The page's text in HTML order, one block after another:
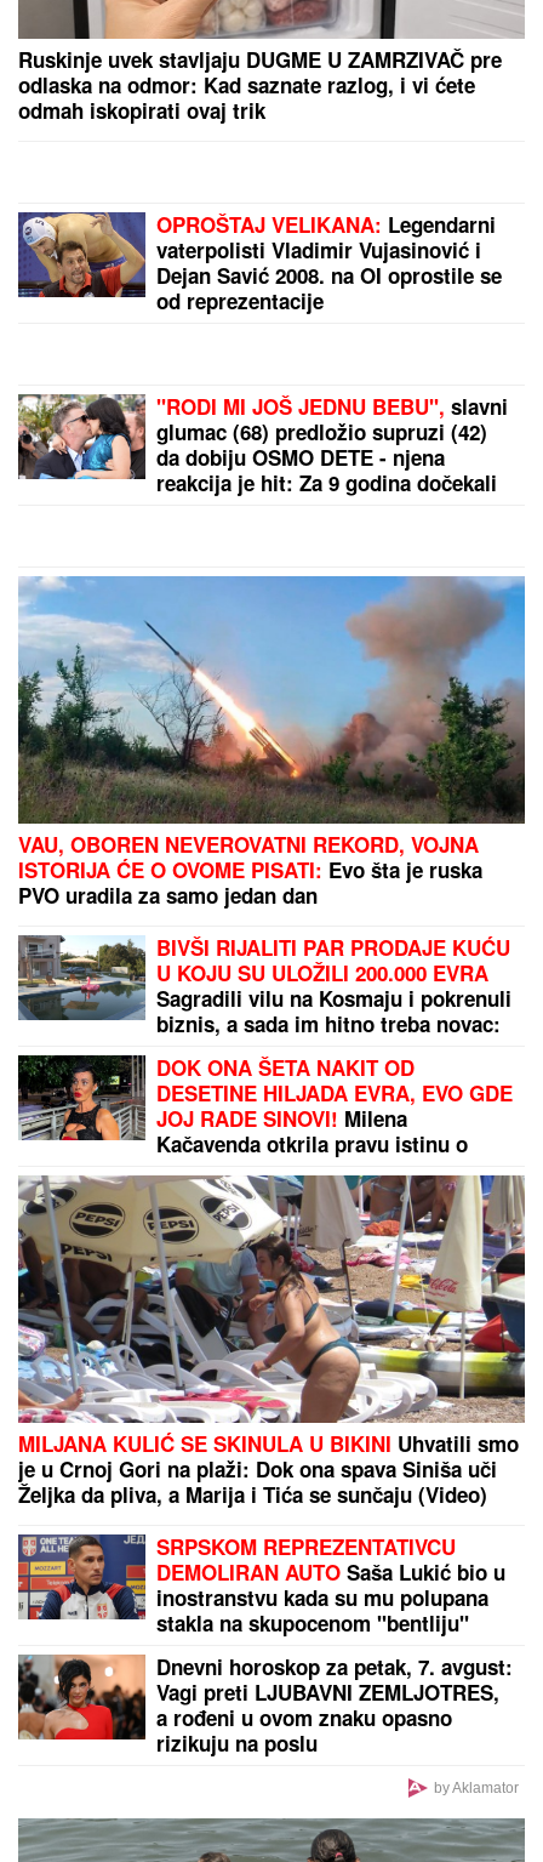
"Teror traje 15 godina" Pevačica ponovo brutalno
pretučena: "Manijaci će me osakatiti"
PODIGNUTA OPTUŽNICA PROTIV
MAJKE (50) I SINA (20)Planirali
PLAN koji su skovali
IVAN MARINKOVIĆ JE ZA NJOM GUBIO GLAVU
Ovako danas izgleda lepotica koju smo gledali u
"Farmi", bila u vezi i sa pevačem, a porodična
tragedija ju je slomila
SIN MILENE KAČAVENDE JE PRAVI LEPOTAN
Uslikala ga u abzenu, abBivša učesnica "Elite"
otkrila i čimese bave njeni naslednici - ovo je prava
ISTINA
Otkriveno koliko je Dragan Stanković STARIJI OD
VERENICE Aleksandre: Krili mesecima ovaj
podatak, sada se sve saznalo
PREPORUKA ZA VAS